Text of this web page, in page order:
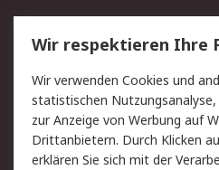
Service
Value Added Services
Rücksendungen
Hilfe
Rechtliches
Wir respektieren Ihre
Wir verwenden Cookies und
statistischen
zur Anzeige von Werbung auf
Drittanbietern. Durch Klicken
erklären Sie sich mit der